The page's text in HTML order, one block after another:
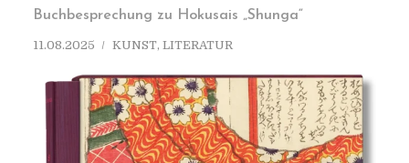
Buchbesprechung zu Hokusais „Shunga“
11.08.2025 KUNST, LITERATUR